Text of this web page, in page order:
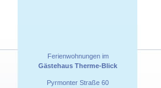
Ferienwohnungen im
Gästehaus Therme-Blick
Pyrmonter Straße 60